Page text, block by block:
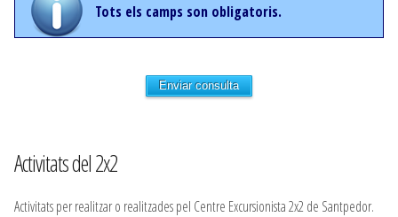
Tots els camps son obligatoris.
Enviar consulta
Activitats del 2x2
Activitats per realitzar o realitzades pel Centre Excursionista 2x2 de Santpedor.